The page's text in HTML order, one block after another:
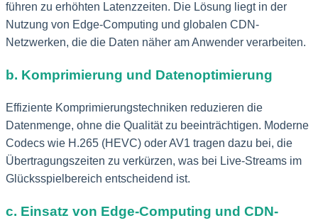
führen zu erhöhten Latenzzeiten. Die Lösung liegt in der
Nutzung von Edge-Computing und globalen CDN-
Netzwerken, die die Daten näher am Anwender verarbeiten.
b. Komprimierung und Datenoptimierung
Effiziente Komprimierungstechniken reduzieren die
Datenmenge, ohne die Qualität zu beeinträchtigen. Moderne
Codecs wie H.265 (HEVC) oder AV1 tragen dazu bei, die
Übertragungszeiten zu verkürzen, was bei Live-Streams im
Glücksspielbereich entscheidend ist.
c. Einsatz von Edge-Computing und CDN-